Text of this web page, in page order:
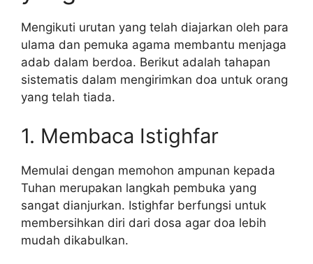
Mengikuti urutan yang telah diajarkan oleh para
ulama dan pemuka agama membantu menjaga
adab dalam berdoa. Berikut adalah tahapan
sistematis dalam mengirimkan doa untuk orang
yang telah tiada.
1. Membaca Istighfar
Memulai dengan memohon ampunan kepada
Tuhan merupakan langkah pembuka yang
sangat dianjurkan. Istighfar berfungsi untuk
membersihkan diri dari dosa agar doa lebih
mudah dikabulkan.